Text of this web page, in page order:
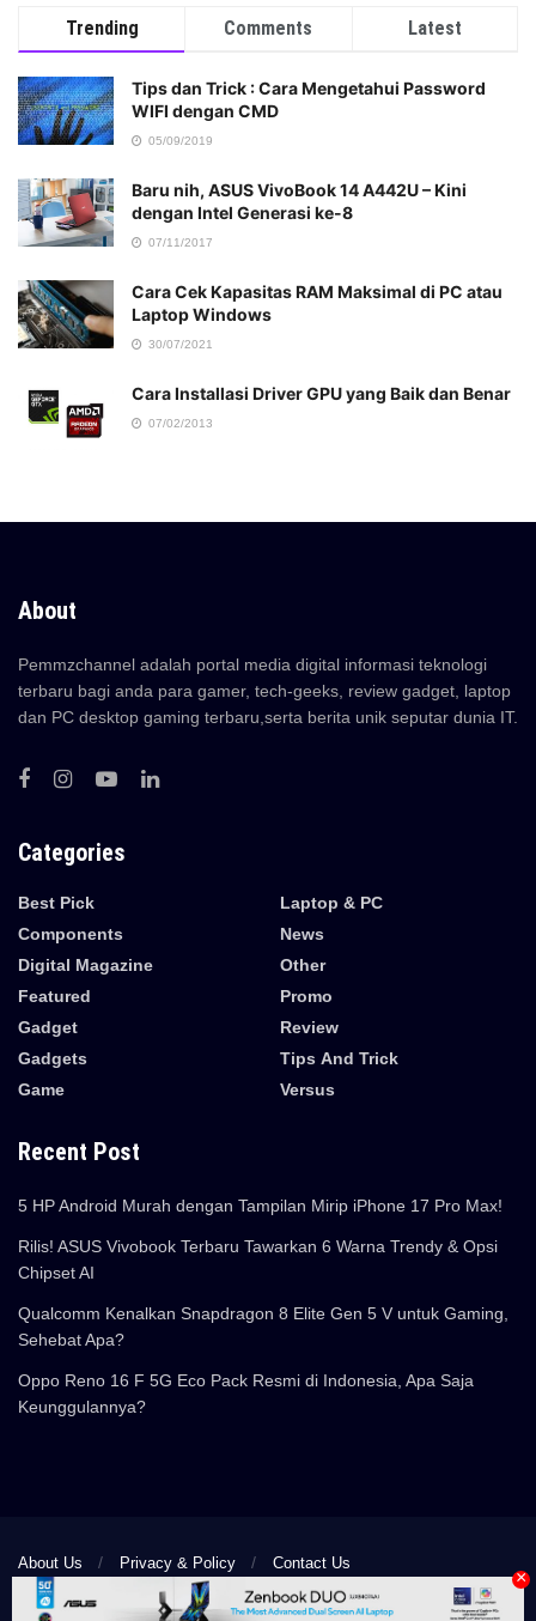
Trending Comments Latest
Tips dan Trick : Cara Mengetahui Password
WIFI dengan CMD
05/09/2019
Baru nih, ASUS VivoBook 14 A442U – Kini
dengan Intel Generasi ke-8
07/11/2017
Cara Cek Kapasitas RAM Maksimal di PC atau
Laptop Windows
30/07/2021
Cara Installasi Driver GPU yang Baik dan Benar
07/02/2013
About
Pemmzchannel adalah portal media digital informasi teknologi
terbaru bagi anda para gamer, tech-geeks, review gadget, laptop
dan PC desktop gaming terbaru,serta berita unik seputar dunia IT.
Categories
Best Pick
Components
Digital Magazine
Featured
Gadget
Gadgets
Game
Laptop & PC
News
Other
Promo
Review
Tips And Trick
Versus
Recent Post
5 HP Android Murah dengan Tampilan Mirip iPhone 17 Pro Max!
Rilis! ASUS Vivobook Terbaru Tawarkan 6 Warna Trendy & Opsi
Chipset AI
Qualcomm Kenalkan Snapdragon 8 Elite Gen 5 V untuk Gaming,
Sehebat Apa?
Oppo Reno 16 F 5G Eco Pack Resmi di Indonesia, Apa Saja
Keunggulannya?
About Us Privacy & Policy Contact Us
© 2024 Pemmzchannel
×